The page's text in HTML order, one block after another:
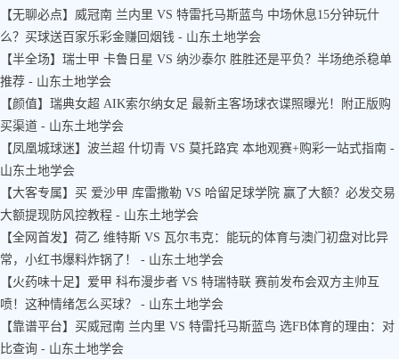
【无聊必点】威冠南 兰内里 VS 特雷托马斯蓝鸟 中场休息15分钟玩什
么？买球送百家乐彩金赚回烟钱 - 山东土地学会
【半全场】瑞士甲 卡鲁日星 VS 纳沙泰尔 胜胜还是平负？半场绝杀稳单
推荐 - 山东土地学会
【颜值】瑞典女超 AIK索尔纳女足 最新主客场球衣谍照曝光！附正版购
买渠道 - 山东土地学会
【凤凰城球迷】波兰超 什切青 VS 莫托路宾 本地观赛+购彩一站式指南 -
山东土地学会
【大客专属】买 爱沙甲 库雷撒勒 VS 哈留足球学院 赢了大额？必发交易
大额提现防风控教程 - 山东土地学会
【全网首发】荷乙 维特斯 VS 瓦尔韦克：能玩的体育与澳门初盘对比异
常，小红书爆料炸锅了！ - 山东土地学会
【火药味十足】爱甲 科布漫步者 VS 特瑞特联 赛前发布会双方主帅互
喷！这种情绪怎么买球？ - 山东土地学会
【靠谱平台】买威冠南 兰内里 VS 特雷托马斯蓝鸟 选FB体育的理由：对
比查询 - 山东土地学会